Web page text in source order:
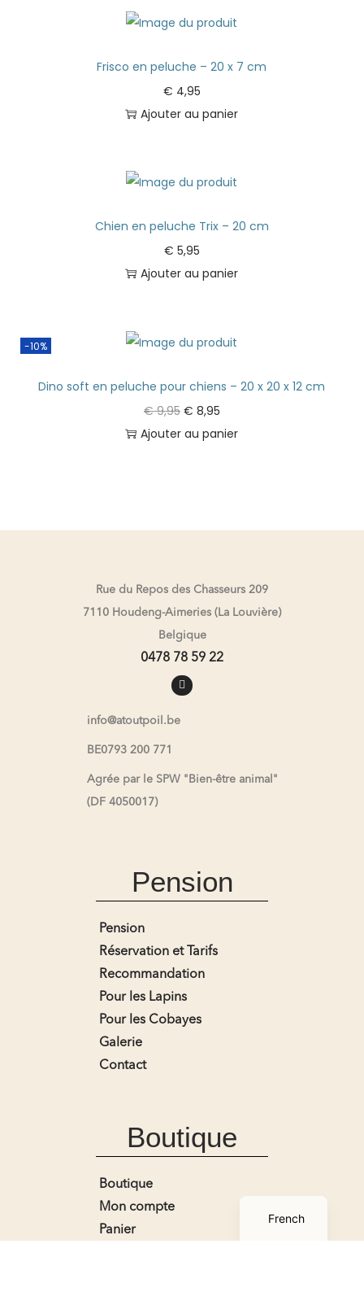
Frisco en peluche – 20 x 7 cm
€ 4,95
Ajouter au panier
Chien en peluche Trix – 20 cm
€ 5,95
Ajouter au panier
-10%
Dino soft en peluche pour chiens – 20 x 20 x 12 cm
€9,95 € 8,95
Ajouter au panier
Rue du Repos des Chasseurs 209
7110 Houdeng-Aimeries (La Louvière)
Belgique
0478 78 59 22
info@atoutpoil.be
BE0793 200 771
Agrée par le SPW "Bien-être animal"
(DF 4050017)
Pension
Pension
Réservation et Tarifs
Recommandation
Pour les Lapins
Pour les Cobayes
Galerie
Contact
Boutique
Boutique
Mon compte
Panier
French